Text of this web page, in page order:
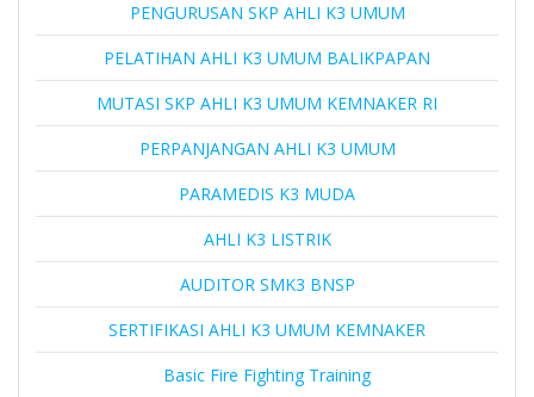
PENGURUSAN SKP AHLI K3 UMUM
PELATIHAN AHLI K3 UMUM BALIKPAPAN
MUTASI SKP AHLI K3 UMUM KEMNAKER RI
PERPANJANGAN AHLI K3 UMUM
PARAMEDIS K3 MUDA
AHLI K3 LISTRIK
AUDITOR SMK3 BNSP
SERTIFIKASI AHLI K3 UMUM KEMNAKER
Basic Fire Fighting Training